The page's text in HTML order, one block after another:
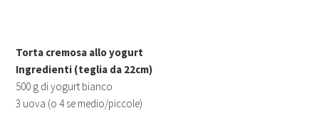
Torta cremosa allo yogurt
Ingredienti (teglia da 22cm)
500 g di yogurt bianco
3 uova (o 4 se medio/piccole)